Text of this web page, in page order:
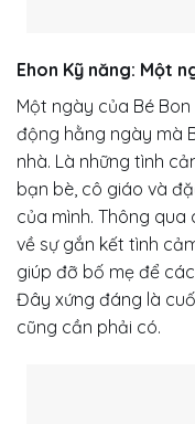
Ehon Kỹ năng: Một
Một ngày của Bé
động hằng ngày mà
nhà. Là những tình
bạn bè, cô giáo và
của mình. Thông qua
về sự gắn kết tình
giúp đỡ bố mẹ để
Đây xứng đáng là
cũng cần phải có.